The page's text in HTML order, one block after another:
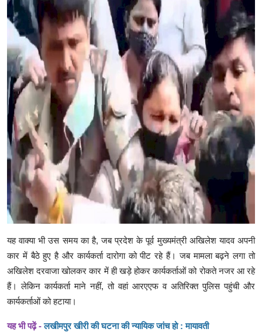
यह वाक्या भी उस समय का है, जब प्रदेश के पूर्व मुख्यमंत्री अखिलेश यादव अपनी
कार में बैठे हुए है और कार्यकर्ता दारोगा को पीट रहे हैं। जब मामला बढ़ने लगा तो
अखिलेश दरवाजा खोलकर कार में ही खड़े होकर कार्यकर्ताओं को रोकते नजर आ रहे
हैं। लेकिन कार्यकर्ता माने नहीं, तो वहां आरएएफ व अतिरिक्त पुलिस पहुंची और
कार्यकर्ताओं को हटाया।
यह भी पढ़ें -लखीमपुर खीरी की घटना की न्यायिक जांच हो : मायावती